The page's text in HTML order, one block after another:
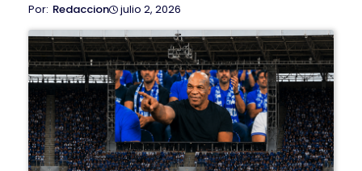
Redaccion
julio 2, 2026